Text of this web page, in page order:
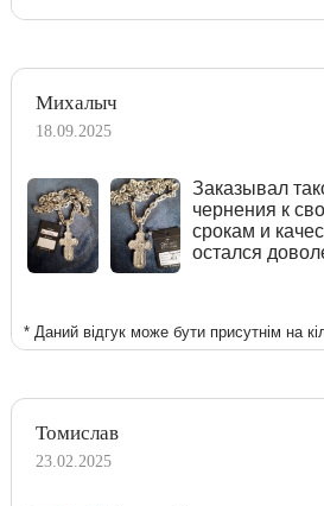
Михалыч
18.09.2025
Заказывал
чернения к
срокам и
остался
* Даний відгук може бути присутнім на
Томислав
23.02.2025